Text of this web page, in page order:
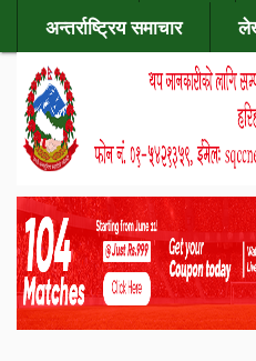
अन्तर्राष्ट्रिय समाचार